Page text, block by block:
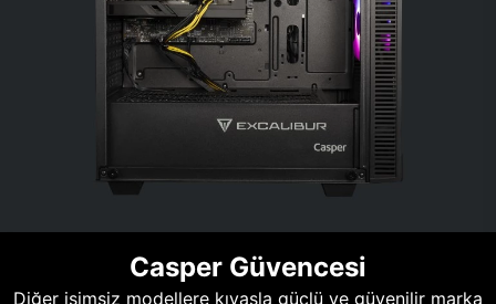
Casper Güvencesi
Diğer isimsiz modellere kıyasla güçlü ve güvenilir marka